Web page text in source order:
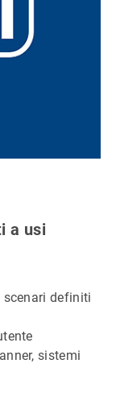
a usi
definiti
sistemi